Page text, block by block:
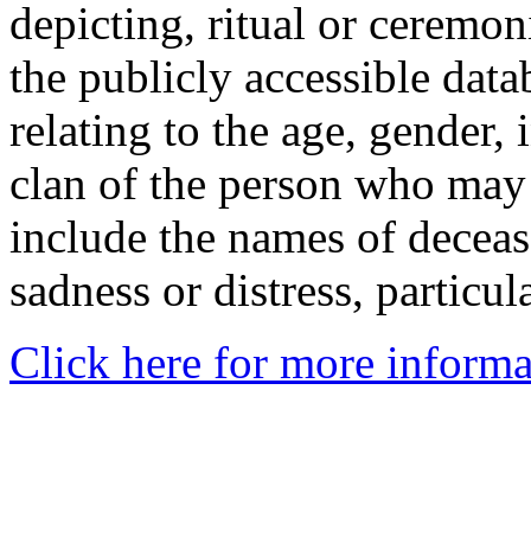
depicting, ritual or
the publicly accessible
relating to the age,
clan of the person who
include the names of
sadness or distress,
Click here for more